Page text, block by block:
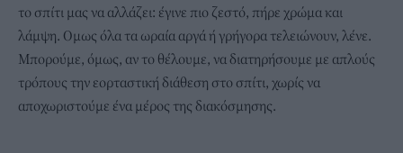
το σπίτι μας να αλλάζει: έγινε πιο ζεστό, πήρε χρώμα και
λάμψη. Ομως όλα τα ωραία αργά ή γρήγορα τελειώνουν, λένε.
Μπορούμε, όμως, αν το θέλουμε, να διατηρήσουμε με απλούς
τρόπους την εορταστική διάθεση στο σπίτι, χωρίς να
αποχωριστούμε ένα μέρος της διακόσμησης.